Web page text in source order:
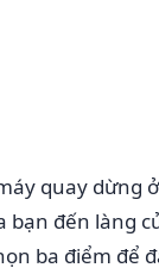
quay dừng
bạn đến làng
ba điểm để